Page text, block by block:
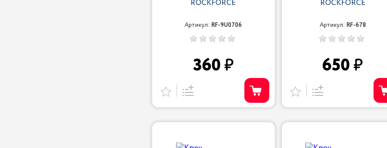
ROCKFORCE
Артикул:RF-9U0706
360
ROCKFORCE
Артикул: RF-678
650